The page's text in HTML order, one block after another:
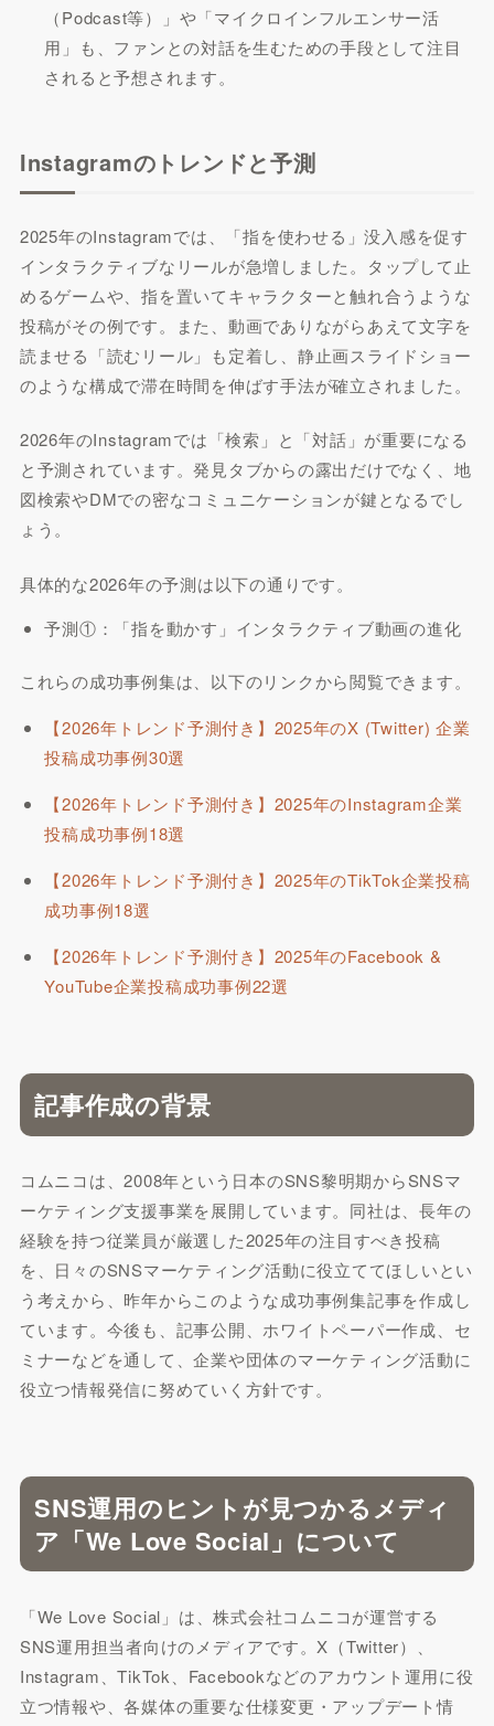
（Podcast等）」や「マイクロインフルエンサー活
用」も、ファンとの対話を生むための手段として注目
されると予想されます。
Instagramのトレンドと予測
2025年のInstagramでは、「指を使わせる」没入感を促す
インタラクティブなリールが急増しました。タップして止
めるゲームや、指を置いてキャラクターと触れ合うような
投稿がその例です。また、動画でありながらあえて文字を
読ませる「読むリール」も定着し、静止画スライドショー
のような構成で滞在時間を伸ばす手法が確立されました。
2026年のInstagramでは「検索」と「対話」が重要になる
と予測されています。発見タブからの露出だけでなく、地
図検索やDMでの密なコミュニケーションが鍵となるでし
ょう。
具体的な2026年の予測は以下の通りです。
予測①：「指を動かす」インタラクティブ動画の進化
これらの成功事例集は、以下のリンクから閲覧できます。
【2026年トレンド予測付き】2025年のX (Twitter) 企業
投稿成功事例30選
【2026年トレンド予測付き】2025年のInstagram企業
投稿成功事例18選
【2026年トレンド予測付き】2025年のTikTok企業投稿
成功事例18選
【2026年トレンド予測付き】2025年のFacebook &
YouTube企業投稿成功事例22選
記事作成の背景
コムニコは、2008年という日本のSNS黎明期からSNSマ
ーケティング支援事業を展開しています。同社は、長年の
経験を持つ従業員が厳選した2025年の注目すべき投稿
を、日々のSNSマーケティング活動に役立ててほしいとい
う考えから、昨年からこのような成功事例集記事を作成し
ています。今後も、記事公開、ホワイトペーパー作成、セ
ミナーなどを通して、企業や団体のマーケティング活動に
役立つ情報発信に努めていく方針です。
SNS運用のヒントが見つかるメディ
ア「We Love Social」について
「We Love Social」は、株式会社コムニコが運営する
SNS運用担当者向けのメディアです。X（Twitter）、
Instagram、TikTok、Facebookなどのアカウント運用に役
立つ情報や、各媒体の重要な仕様変更・アップデート情